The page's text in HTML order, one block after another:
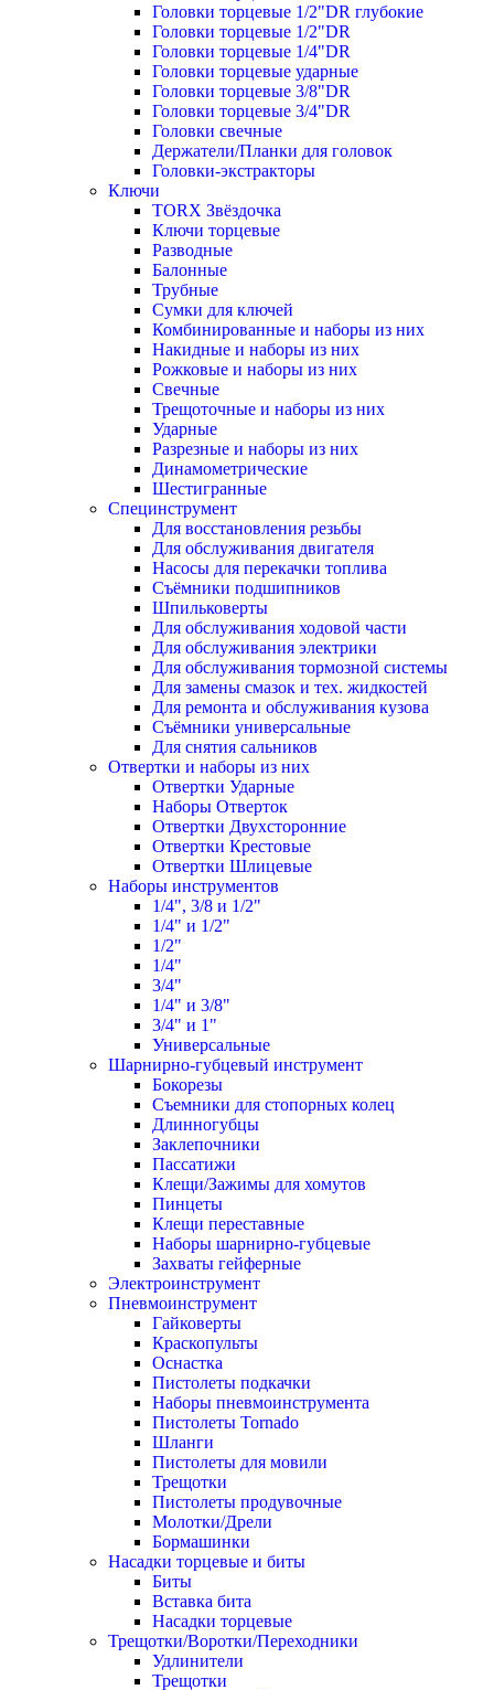
Головки торцевые 1/2"DR глубокие
Головки торцевые 1/2"DR
Головки торцевые 1/4"DR
Головки торцевые ударные
Головки торцевые 3/8"DR
Головки торцевые 3/4"DR
Головки свечные
Держатели/Планки для головок
Головки-экстракторы
Ключи
TORX Звёздочка
Ключи торцевые
Разводные
Балонные
Трубные
Сумки для ключей
Комбинированные и наборы из них
Накидные и наборы из них
Рожковые и наборы из них
Свечные
Трещоточные и наборы из них
Ударные
Разрезные и наборы из них
Динамометрические
Шестигранные
Специнструмент
Для восстановления резьбы
Для обслуживания двигателя
Насосы для перекачки топлива
Съёмники подшипников
Шпильковерты
Для обслуживания ходовой части
Для обслуживания электрики
Для обслуживания тормозной системы
Для замены смазок и тех. жидкостей
Для ремонта и обслуживания кузова
Съёмники универсальные
Для снятия сальников
Отвертки и наборы из них
Отвертки Ударные
Наборы Отверток
Отвертки Двухсторонние
Отвертки Крестовые
Отвертки Шлицевые
Наборы инструментов
1/4", 3/8 и 1/2"
1/4" и 1/2"
1/2"
1/4"
3/4"
1/4" и 3/8"
3/4" и 1"
Универсальные
Шарнирно-губцевый инструмент
Бокорезы
Съемники для стопорных колец
Длинногубцы
Заклепочники
Пассатижи
Клещи/Зажимы для хомутов
Пинцеты
Клещи переставные
Наборы шарнирно-губцевые
Захваты гейферные
Электроинструмент
Пневмоинструмент
Гайковерты
Краскопульты
Оснастка
Пистолеты подкачки
Наборы пневмоинструмента
Пистолеты Tornado
Шланги
Пистолеты для мовили
Трещотки
Пистолеты продувочные
Молотки/Дрели
Бормашинки
Насадки торцевые и биты
Биты
Вставка бита
Насадки торцевые
Трещотки/Воротки/Переходники
Удлинители
Трещотки